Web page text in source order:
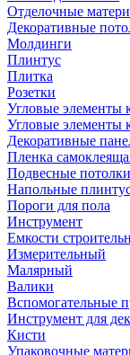
Отделочные
Декоративные
Молдинги
Плинтус
Плитка
Розетки
Угловые элементы
Угловые элементы
Декоративные
Пленка
Подвесные потолки
Напольные
Пороги для пола
Инструмент
Емкости
Измерительный
Малярный
Валики
Вспомогательные
Инструмент для
Кисти
Упаковочные